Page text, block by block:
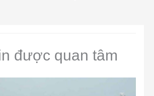
được quan tâm